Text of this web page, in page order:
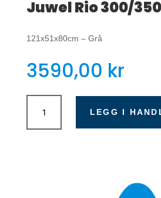
Juwel Rio 300/350
121x51x80cm – Grå
3590,00 kr
Juwel
300/350
LEGG I